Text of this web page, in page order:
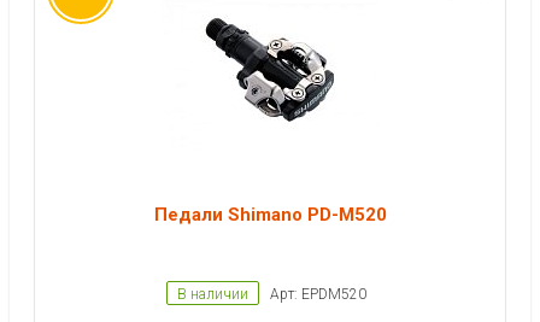
Педали Shimano PD-M520
В наличии Арт: EPDM520